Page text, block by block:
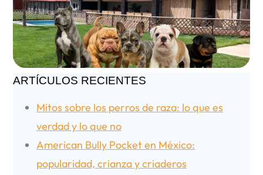
ARTÍCULOS RECIENTES
Mitos sobre los perros de raza: lo que es
verdad y lo que no
American Bully Pocket en México:
popularidad, crianza y criaderos